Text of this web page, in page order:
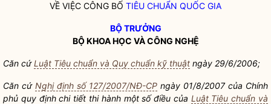
VỀ VIỆC CÔNG BỐ TIÊU CHUẨN QUỐC GIA
BỘ TRƯỞNG
BỘ KHOA HỌC VÀ CÔNG NGHỆ
Căn cứLuật Tiêu chuẩn và Quy chuẩn kỹ thuật ngày 29/6/2006;
Căn cứ Nghị định số 127/2007/NĐ-CP ngày 01/8/2007 của Chính
phủ quy định chi tiết thi hành một số điều của Luật Tiêu chuẩn và